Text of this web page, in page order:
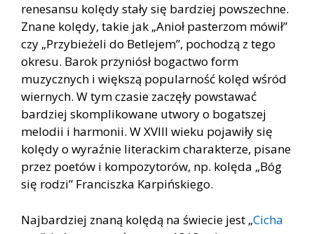
renesansu kolędy stały się bardziej powszechne.
Znane kolędy, takie jak „Anioł pasterzom mówił”
czy „Przybieżeli do Betlejem”, pochodzą z tego
okresu. Barok przyniósł bogactwo form
muzycznych i większą popularność kolęd wśród
wiernych. W tym czasie zaczęły powstawać
bardziej skomplikowane utwory o bogatszej
melodii i harmonii. W XVIII wieku pojawiły się
kolędy o wyraźnie literackim charakterze, pisane
przez poetów i kompozytorów, np. kolęda „Bóg
się rodzi” Franciszka Karpińskiego.
Najbardziej znaną kolędą na świecie jest „Cicha